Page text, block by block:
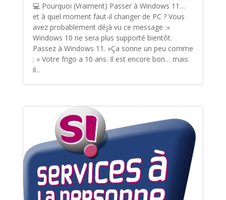
💻 Pourquoi (Vraiment) Passer à Windows 11…
et à quel moment faut-il changer de PC ? Vous
avez probablement déjà vu ce message :«
Windows 10 ne sera plus supporté bientôt.
Passez à Windows 11. »Ça sonne un peu comme
: « Votre frigo a 10 ans. Il est encore bon… mais
il...